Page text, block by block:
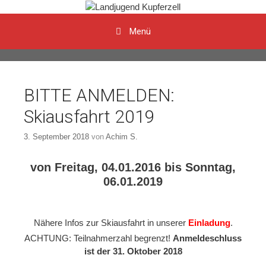
Menü
BITTE ANMELDEN:
Skiausfahrt 2019
3. September 2018 von Achim S.
von Freitag, 04.01.2016 bis Sonntag,
06.01.2019
Nähere Infos zur Skiausfahrt in unserer Einladung.
ACHTUNG: Teilnahmerzahl begrenzt! Anmeldeschluss
ist der 31. Oktober 2018